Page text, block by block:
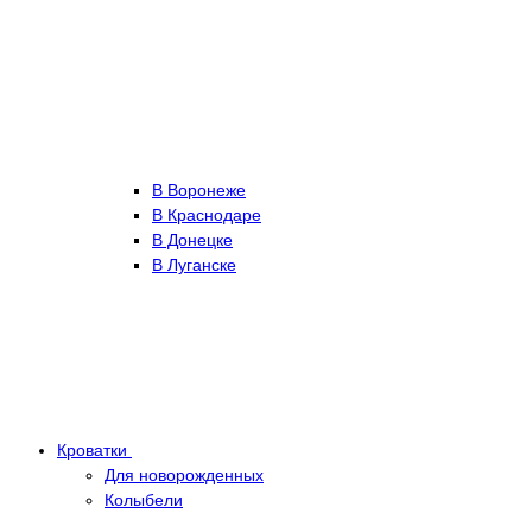
В Воронеже
В Краснодаре
В Донецке
В Луганске
Кроватки
Для новорожденных
Колыбели